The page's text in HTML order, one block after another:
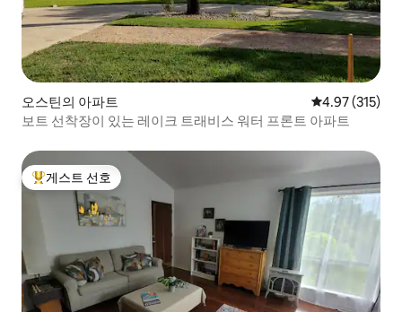
오스틴의 아파트 평점 4.97점(5
4.97 (315)
보트 선착장이 있는 레이크 트래비스 워터 프론트 아파트
상위 게스트 선호
게스트 선호